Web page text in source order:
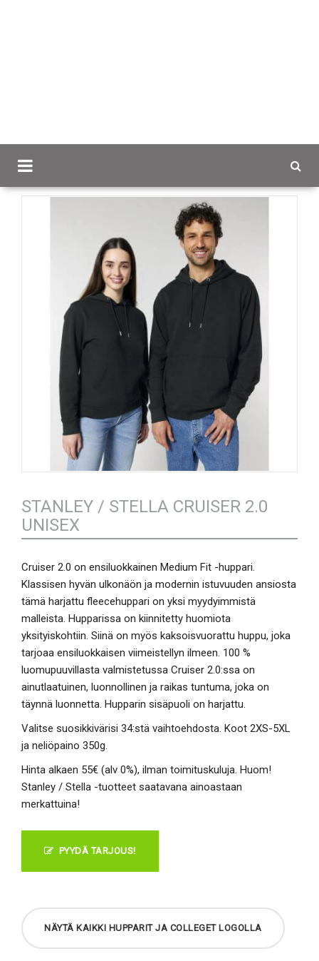
STANLEY / STELLA CRUISER 2.0
UNISEX
Cruiser 2.0 on ensiluokkainen Medium Fit -huppari.
Klassisen hyvän ulkonäön ja modernin istuvuuden ansiosta
tämä harjattu fleecehuppari on yksi myydyimmistä
malleista. Hupparissa on kiinnitetty huomiota
yksityiskohtiin. Siinä on myös kaksoisvuorattu huppu, joka
tarjoaa ensiluokkaisen viimeistellyn ilmeen. 100 %
luomupuuvillasta valmistetussa Cruiser 2.0:ssa on
ainutlaatuinen, luonnollinen ja raikas tuntuma, joka on
täynnä luonnetta. Hupparin sisäpuoli on harjattu.
Valitse suosikkivärisi 34:stä vaihtoehdosta. Koot 2XS-5XL
ja neliöpaino 350g.
Hinta alkaen 55€ (alv 0%), ilman toimituskuluja. Huom!
Stanley / Stella -tuotteet saatavana ainoastaan
merkattuina!
PYYDÄ TARJOUS!
NÄYTÄ KAIKKI HUPPARIT JA COLLEGET LOGOLLA